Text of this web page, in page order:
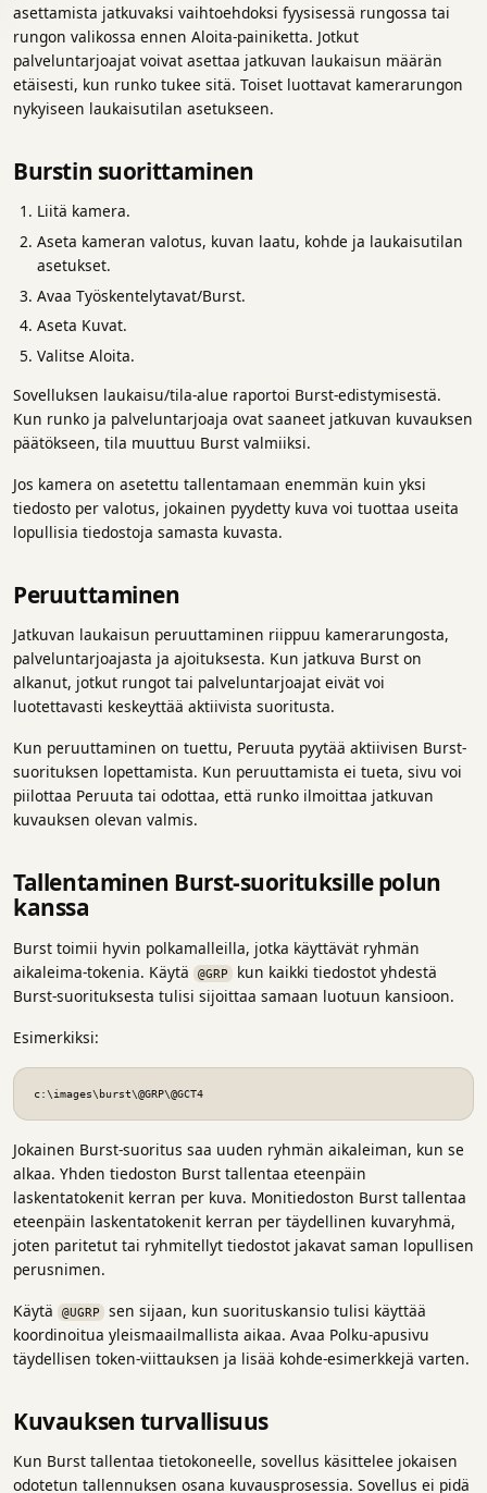
asettamista jatkuvaksi vaihtoehdoksi fyysisessä rungossa tai
rungon valikossa ennen Aloita-painiketta. Jotkut
palveluntarjoajat voivat asettaa jatkuvan laukaisun määrän
etäisesti, kun runko tukee sitä. Toiset luottavat kamerarungon
nykyiseen laukaisutilan asetukseen.
Burstin suorittaminen
Liitä kamera.
Aseta kameran valotus, kuvan laatu, kohde ja laukaisutilan
asetukset.
Avaa Työskentelytavat/Burst.
Aseta Kuvat.
Valitse Aloita.
Sovelluksen laukaisu/tila-alue raportoi Burst-edistymisestä.
Kun runko ja palveluntarjoaja ovat saaneet jatkuvan kuvauksen
päätökseen, tila muuttuu Burst valmiiksi.
Jos kamera on asetettu tallentamaan enemmän kuin yksi
tiedosto per valotus, jokainen pyydetty kuva voi tuottaa useita
lopullisia tiedostoja samasta kuvasta.
Peruuttaminen
Jatkuvan laukaisun peruuttaminen riippuu kamerarungosta,
palveluntarjoajasta ja ajoituksesta. Kun jatkuva Burst on
alkanut, jotkut rungot tai palveluntarjoajat eivät voi
luotettavasti keskeyttää aktiivista suoritusta.
Kun peruuttaminen on tuettu, Peruuta pyytää aktiivisen Burst-
suorituksen lopettamista. Kun peruuttamista ei tueta, sivu voi
piilottaa Peruuta tai odottaa, että runko ilmoittaa jatkuvan
kuvauksen olevan valmis.
Tallentaminen Burst-suorituksille polun
kanssa
Burst toimii hyvin polkamalleilla, jotka käyttävät ryhmän
aikaleima-tokenia. Käytä
@GRP kun kaikki tiedostot yhdestä
Burst-suorituksesta tulisi sijoittaa samaan luotuun kansioon.
Esimerkiksi:
c:\images\burst\@GRP\@GCT4
Jokainen Burst-suoritus saa uuden ryhmän aikaleiman, kun se
alkaa. Yhden tiedoston Burst tallentaa eteenpäin
laskentatokenit kerran per kuva. Monitiedoston Burst tallentaa
eteenpäin laskentatokenit kerran per täydellinen kuvaryhmä,
joten paritetut tai ryhmitellyt tiedostot jakavat saman lopullisen
perusnimen.
Käytä
@UGRP sen sijaan, kun suorituskansio tulisi käyttää
koordinoitua yleismaailmallista aikaa. Avaa Polku-apusivu
täydellisen token-viittauksen ja lisää kohde-esimerkkejä varten.
Kuvauksen turvallisuus
Kun Burst tallentaa tietokoneelle, sovellus käsittelee jokaisen
odotetun tallennuksen osana kuvausprosessia. Sovellus ei pidä